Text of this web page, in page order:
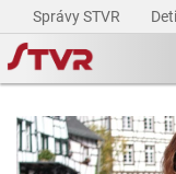
Správy STVR Deti